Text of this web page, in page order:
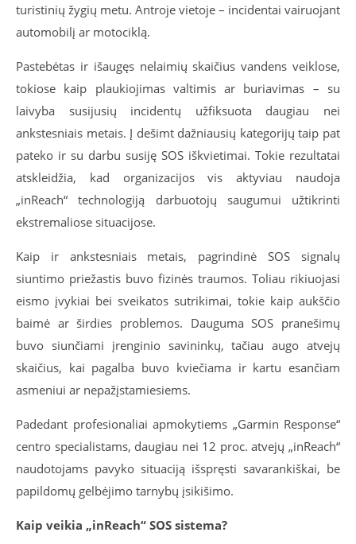
turistinių žygių metu. Antroje vietoje – incidentai vairuojant
automobilį ar motociklą.
Pastebėtas ir išaugęs nelaimių skaičius vandens veiklose,
tokiose kaip plaukiojimas valtimis ar buriavimas – su
laivyba susijusių incidentų užfiksuota daugiau nei
ankstesniais metais. Į dešimt dažniausių kategorijų taip pat
pateko ir su darbu susiję SOS iškvietimai. Tokie rezultatai
atskleidžia, kad organizacijos vis aktyviau naudoja
„inReach“ technologiją darbuotojų saugumui užtikrinti
ekstremaliose situacijose.
Kaip ir ankstesniais metais, pagrindinė SOS signalų
siuntimo priežastis buvo fizinės traumos. Toliau rikiuojasi
eismo įvykiai bei sveikatos sutrikimai, tokie kaip aukščio
baimė ar širdies problemos. Dauguma SOS pranešimų
buvo siunčiami įrenginio savininkų, tačiau augo atvejų
skaičius, kai pagalba buvo kviečiama ir kartu esančiam
asmeniui ar nepažįstamiesiems.
Padedant profesionaliai apmokytiems „Garmin Response“
centro specialistams, daugiau nei 12 proc. atvejų „inReach“
naudotojams pavyko situaciją išspręsti savarankiškai, be
papildomų gelbėjimo tarnybų įsikišimo.
Kaip veikia „inReach“ SOS sistema?